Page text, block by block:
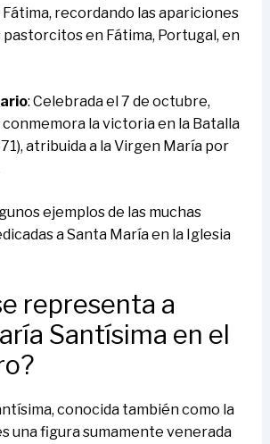
recordando las apariciones
pastorcitos en Fátima, Portugal, en
: Celebrada el 7 de octubre,
la victoria en la Batalla
atribuida a la Virgen María por
ejemplos de las muchas
a Santa María en la Iglesia
representa a
Santísima en el
conocida también como la
una figura sumamente venerada